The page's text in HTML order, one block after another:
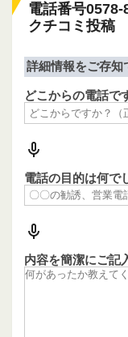
電話番号0578-
クチコミ投稿
詳細情報をご存知
どこからの電話で
電話の目的は何で
内容を簡潔にご記